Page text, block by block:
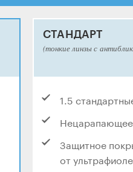
СТАНДАРТ
(тонкие линзы с
1.5
Защитное
от